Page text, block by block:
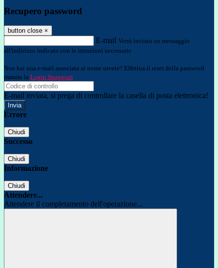
Recupero password
button close ×
E-mail Verrà inviato un messaggio
all'indirizzo indicato con le istruzioni necessarie.
Non hai una e-mail associata al nome utente? Effettua il reset della password
tramite la Login Spaggiari
E-mail inviata, si prega di controllare la casella di posta elettronica!
Errore
Chiudi
Successo
Chiudi
Informazione
Chiudi
Attendere...
Attendere il completamento dell'operazione...